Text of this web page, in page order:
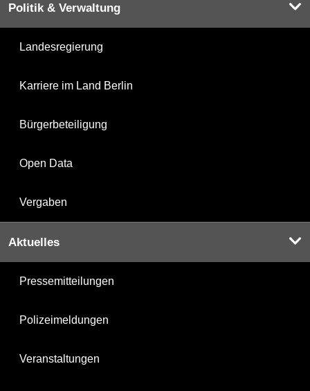
Politik & Verwaltung
Landesregierung
Karriere im Land Berlin
Bürgerbeteiligung
Open Data
Vergaben
Aktuelles
Pressemitteilungen
Polizeimeldungen
Veranstaltungen